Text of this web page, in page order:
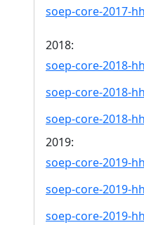
soep-core-2017-
2018:
soep-core-2018-
soep-core-2018-
soep-core-2018-
2019:
soep-core-2019-
soep-core-2019-
soep-core-2019-